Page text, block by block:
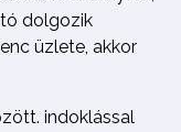
dolgozik
üzlete, akkor
indoklással